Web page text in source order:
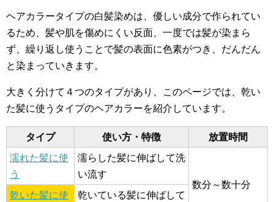
ヘアカラータイプの白髪染めは、優しい成分で作られてい
るため、髪や肌を傷めにくい反面、一度では髪が染まら
ず、繰り返し使うことで髪の表面に色素がつき、だんだん
と染まっていきます。
大きく分けて４つのタイプがあり、このページでは、乾い
た髪に使うタイプのヘアカラーを紹介しています。
タイプ 使い方・特徴
放置時間
濡れた髪に使
う
濡らした髪に伸ばして洗
い流す
数分～数十分
乾いた髪に使
乾いている髪に伸ばして